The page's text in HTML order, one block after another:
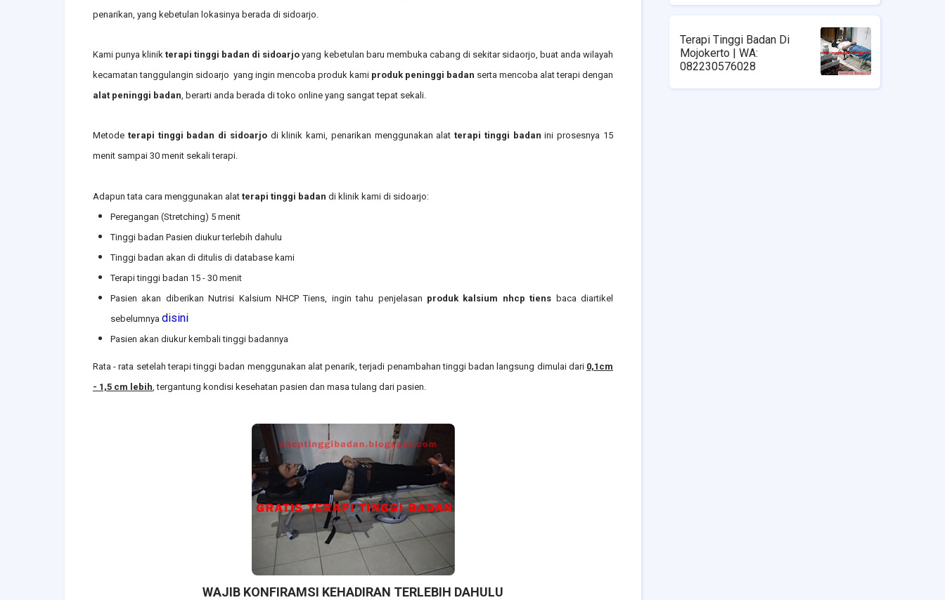
penarikan, yang kebetulan lokasinya berada di sidoarjo.
Kami punya klinikterapi tinggi badan di sidoarjo yang kebetulan baru membuka cabang di sekitar sidaorjo, buat anda wilayah
kecamatan tanggulangin sidoarjo yang ingin mencoba produk kami produk peninggi badan serta mencoba alat terapi dengan
alat peninggi badan, berarti anda berada di toko online yang sangat tepat sekali.
Metode terapi tinggi badan di sidoarjodi klinik kami, penarikan menggunakan alatterapi tinggi badan ini prosesnya 15
menit sampai 30 menit sekali terapi.
Adapun tata cara menggunakan alat terapi tinggi badan di klinik kami di sidoarjo:
Peregangan (Stretching) 5 menit
Tinggi badan Pasien diukur terlebih dahulu
Tinggi badan akan di ditulis di database kami
Terapi tinggi badan 15 - 30 menit
Pasien akan diberikan Nutrisi Kalsium NHCP Tiens, ingin tahu penjelasan produk kalsium nhcp tiens baca diartikel
sebelumnya disini
Pasien akan diukur kembali tinggi badannya
Rata - rata setelah terapi tinggi badan menggunakan alat penarik, terjadi penambahan tinggi badan langsung dimulai dari 0,1cm
- 1,5 cm lebih, tergantung kondisi kesehatan pasien dan masa tulang dari pasien.
WAJIB KONFIRAMSI KEHADIRAN TERLEBIH DAHULU
Tinggi Badan Di Surabaya |
Terapi Tinggi Badan Di
Mojokerto | WA:
082230576028